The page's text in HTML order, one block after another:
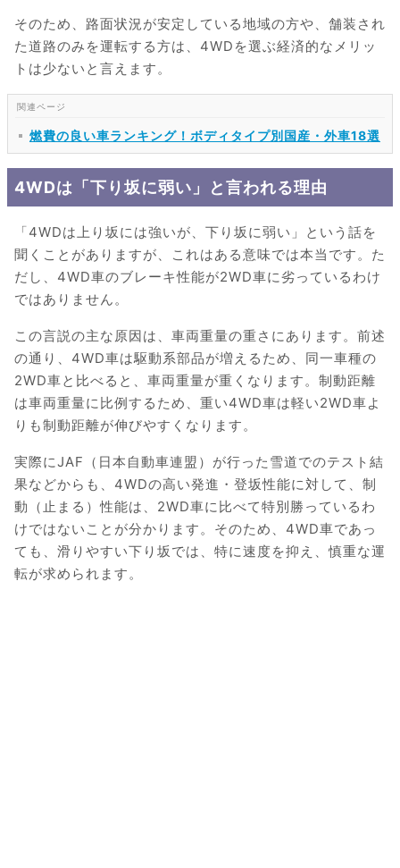
そのため、路面状況が安定している地域の方や、舗装され
た道路のみを運転する方は、4WDを選ぶ経済的なメリッ
トは少ないと言えます。
燃費の良い車ランキング！ボディタイプ別国産・外車18選
4WDは「下り坂に弱い」と言われる理由
「4WDは上り坂には強いが、下り坂に弱い」という話を
聞くことがありますが、これはある意味では本当です。た
だし、4WD車のブレーキ性能が2WD車に劣っているわけ
ではありません。
この言説の主な原因は、車両重量の重さにあります。前述
の通り、4WD車は駆動系部品が増えるため、同一車種の
2WD車と比べると、車両重量が重くなります。制動距離
は車両重量に比例するため、重い4WD車は軽い2WD車よ
りも制動距離が伸びやすくなります。
実際にJAF（日本自動車連盟）が行った雪道でのテスト結
果などからも、4WDの高い発進・登坂性能に対して、制
動（止まる）性能は、2WD車に比べて特別勝っているわ
けではないことが分かります。そのため、4WD車であっ
ても、滑りやすい下り坂では、特に速度を抑え、慎重な運
転が求められます。